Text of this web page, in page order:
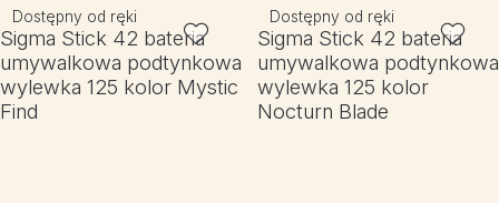
Dostępny od ręki
Sigma Stick 42 bateria
umywalkowa podtynkowa
wylewka 125 kolor Mystic
Find
Dostępny od ręki
Sigma Stick 42 bateria
umywalkowa podtynkowa
wylewka 125 kolor
Nocturn Blade